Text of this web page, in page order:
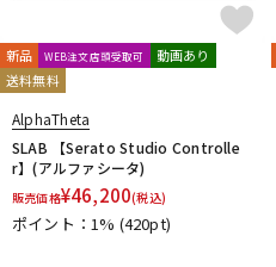
新品 WEB注文店頭受取可
動画あり
送料無料
AlphaTheta
SLAB 【Serato Studio Controlle
r】(アルファシータ)
販売価格¥46,200(税込)
ポイント：1% (420pt)